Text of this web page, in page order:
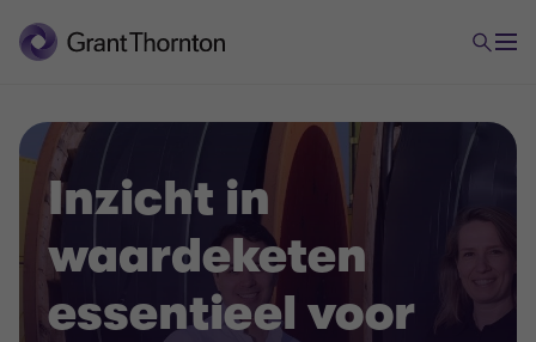
Inzicht in
waardeketen
essentieel voor